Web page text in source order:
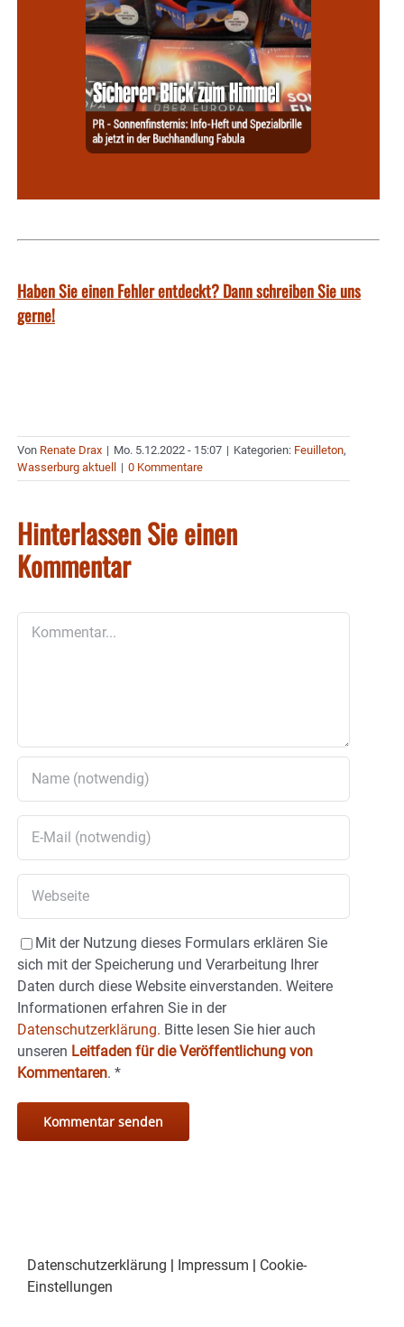
Haben Sie einen Fehler entdeckt? Dann schreiben Sie uns
gerne!
Von Renate Drax | Mo. 5.12.2022 - 15:07 | Kategorien: Feuilleton,
Wasserburg aktuell | 0 Kommentare
Hinterlassen Sie einen
Kommentar
Mit der Nutzung dieses Formulars erklären Sie
sich mit der Speicherung und Verarbeitung Ihrer
Daten durch diese Website einverstanden. Weitere
Informationen erfahren Sie in der
Datenschutzerklärung. Bitte lesen Sie hier auch
unseren Leitfaden für die Veröffentlichung von
Kommentaren. *
Datenschutzerklärung | Impressum | Cookie-
Einstellungen